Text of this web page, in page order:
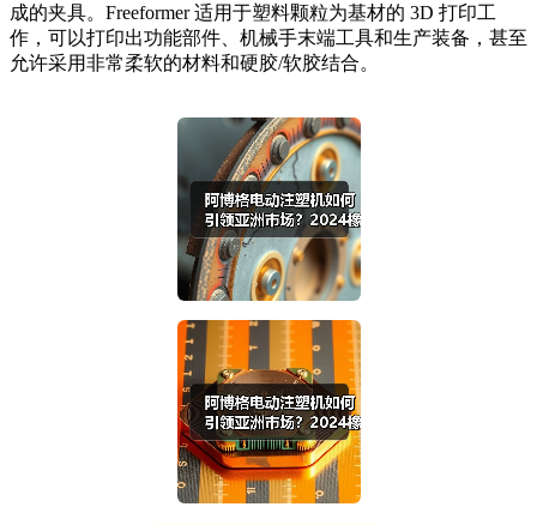
成的夹具。Freeformer 适用于塑料颗粒为基材的 3D 打印工
作，可以打印出功能部件、机械手末端工具和生产装备，甚至
允许采用非常柔软的材料和硬胶/软胶结合。